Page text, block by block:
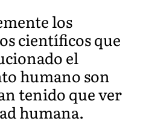
los
científicos que
el
humano son
tenido que ver
humana.